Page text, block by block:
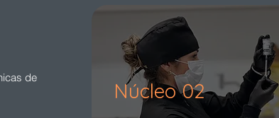
de
Núcleo 02